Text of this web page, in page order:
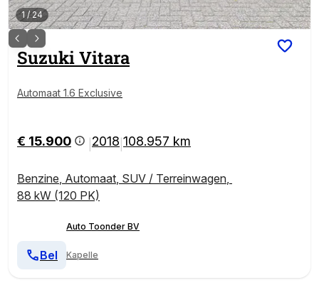
1/24
SuzukiVitara
Automaat 1.6 Exclusive
€ 15.900 2018 108.957 km
Benzine, Automaat, SUV / Terreinwagen,
88 kW (120 PK)
Auto Toonder BV
Kapelle
Bel